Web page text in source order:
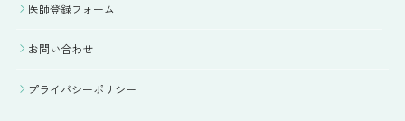
医師登録フォーム
お問い合わせ
プライバシーポリシー